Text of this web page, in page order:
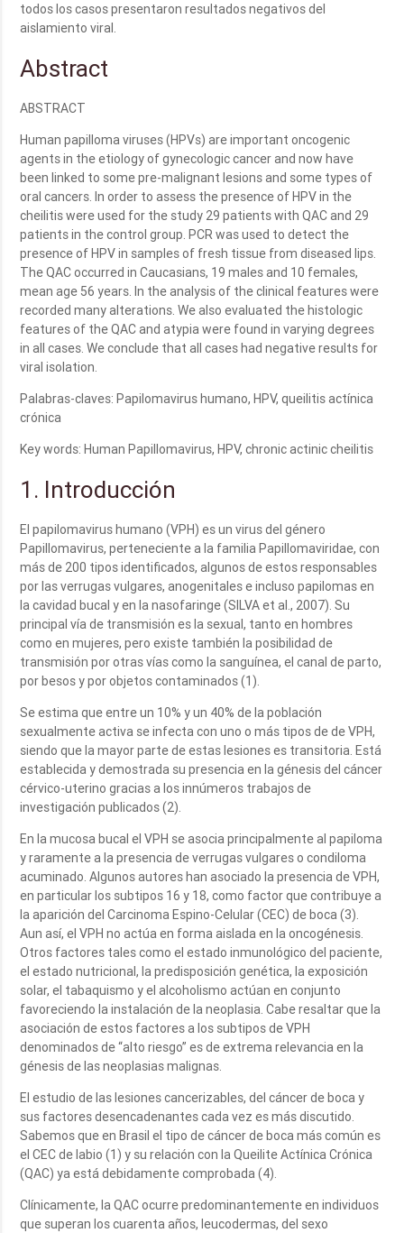
todos los casos presentaron resultados negativos del
aislamiento viral.
Abstract
ABSTRACT
Human papilloma viruses (HPVs) are important oncogenic
agents in the etiology of gynecologic cancer and now have
been linked to some pre-malignant lesions and some types of
oral cancers. In order to assess the presence of HPV in the
cheilitis were used for the study 29 patients with QAC and 29
patients in the control group. PCR was used to detect the
presence of HPV in samples of fresh tissue from diseased lips.
The QAC occurred in Caucasians, 19 males and 10 females,
mean age 56 years. In the analysis of the clinical features were
recorded many alterations. We also evaluated the histologic
features of the QAC and atypia were found in varying degrees
in all cases. We conclude that all cases had negative results for
viral isolation.
Palabras-claves: Papilomavirus humano, HPV, queilitis actínica
crónica
Key words: Human Papillomavirus, HPV, chronic actinic cheilitis
1. Introducción
El papilomavirus humano (VPH) es un virus del género
Papillomavirus, perteneciente a la familia Papillomaviridae, con
más de 200 tipos identificados, algunos de estos responsables
por las verrugas vulgares, anogenitales e incluso papilomas en
la cavidad bucal y en la nasofaringe (SILVA et al., 2007). Su
principal vía de transmisión es la sexual, tanto en hombres
como en mujeres, pero existe también la posibilidad de
transmisión por otras vías como la sanguínea, el canal de parto,
por besos y por objetos contaminados (1).
Se estima que entre un 10% y un 40% de la población
sexualmente activa se infecta con uno o más tipos de de VPH,
siendo que la mayor parte de estas lesiones es transitoria. Está
establecida y demostrada su presencia en la génesis del cáncer
cérvico-uterino gracias a los innúmeros trabajos de
investigación publicados (2).
En la mucosa bucal el VPH se asocia principalmente al papiloma
y raramente a la presencia de verrugas vulgares o condiloma
acuminado. Algunos autores han asociado la presencia de VPH,
en particular los subtipos 16 y 18, como factor que contribuye a
la aparición del Carcinoma Espino-Celular (CEC) de boca (3).
Aun así, el VPH no actúa en forma aislada en la oncogénesis.
Otros factores tales como el estado inmunológico del paciente,
el estado nutricional, la predisposición genética, la exposición
solar, el tabaquismo y el alcoholismo actúan en conjunto
favoreciendo la instalación de la neoplasia. Cabe resaltar que la
asociación de estos factores a los subtipos de VPH
denominados de “alto riesgo” es de extrema relevancia en la
génesis de las neoplasias malignas.
El estudio de las lesiones cancerizables, del cáncer de boca y
sus factores desencadenantes cada vez es más discutido.
Sabemos que en Brasil el tipo de cáncer de boca más común es
el CEC de labio (1) y su relación con la Queilite Actínica Crónica
(QAC) ya está debidamente comprobada (4).
Clínicamente, la QAC ocurre predominantemente en individuos
que superan los cuarenta años, leucodermas, del sexo